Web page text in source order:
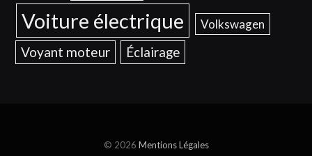
Voiture électrique Volkswagen
Voyant moteur Éclairage
© 2026 Mentions Légales